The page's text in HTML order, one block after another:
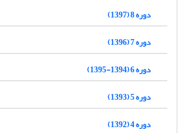
دوره 8 (1397)
دوره 7 (1396)
دوره 6 (1394-1395)
دوره 5 (1393)
دوره 4 (1392)